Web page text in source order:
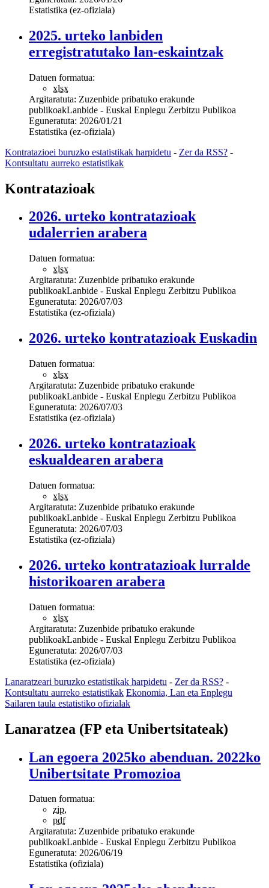
Estatistika (ez-ofiziala)
2025. urteko lanbiden
erregistratutako lan-eskaintzak
Datuen formatua:
xlsx
Argitaratuta: Zuzenbide pribatuko erakunde
publikoakLanbide - Euskal Enplegu Zerbitzu Publikoa
Eguneratuta: 2026/01/21
Estatistika (ez-ofiziala)
Kontratazioei buruzko estatistikak harpidetu - Zer da RSS? -
Kontsultatu aurreko estatistikak
Kontratazioak
2026. urteko kontratazioak
udalerrien arabera
Datuen formatua:
xlsx
Argitaratuta: Zuzenbide pribatuko erakunde
publikoakLanbide - Euskal Enplegu Zerbitzu Publikoa
Eguneratuta: 2026/07/03
Estatistika (ez-ofiziala)
2026. urteko kontratazioak Euskadin
Datuen formatua:
xlsx
Argitaratuta: Zuzenbide pribatuko erakunde
publikoakLanbide - Euskal Enplegu Zerbitzu Publikoa
Eguneratuta: 2026/07/03
Estatistika (ez-ofiziala)
2026. urteko kontratazioak
eskualdearen arabera
Datuen formatua:
xlsx
Argitaratuta: Zuzenbide pribatuko erakunde
publikoakLanbide - Euskal Enplegu Zerbitzu Publikoa
Eguneratuta: 2026/07/03
Estatistika (ez-ofiziala)
2026. urteko kontratazioak lurralde
historikoaren arabera
Datuen formatua:
xlsx
Argitaratuta: Zuzenbide pribatuko erakunde
publikoakLanbide - Euskal Enplegu Zerbitzu Publikoa
Eguneratuta: 2026/07/03
Estatistika (ez-ofiziala)
Lanaratzeari buruzko estatistikak harpidetu - Zer da RSS? -
Kontsultatu aurreko estatistikak Ekonomia, Lan eta Enplegu
Sailaren taula estatistiko ofizialak
Lanaratzea (FP eta Unibertsitateak)
Lan egoera 2025ko abenduan. 2022ko
Unibertsitate Promozioa
Datuen formatua:
zip,
pdf
Argitaratuta: Zuzenbide pribatuko erakunde
publikoakLanbide - Euskal Enplegu Zerbitzu Publikoa
Eguneratuta: 2026/06/19
Estatistika (ofiziala)